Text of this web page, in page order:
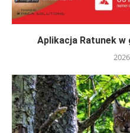
Aplikacja Ratunek